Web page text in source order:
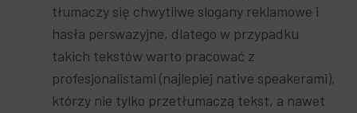
tłumaczy się chwytliwe slogany reklamowe i
hasła perswazyjne, dlatego w przypadku
takich tekstów warto pracować z
profesjonalistami (najlepiej native speakerami),
którzy nie tylko przetłumaczą tekst, a nawet